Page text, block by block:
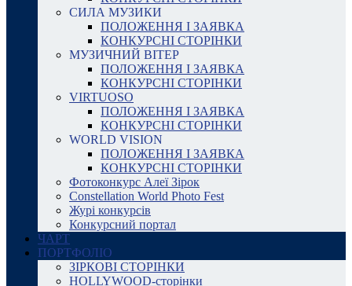
СИЛА МУЗИКИ
ПОЛОЖЕННЯ І ЗАЯВКА
КОНКУРСНІ СТОРІНКИ
МУЗИЧНИЙ ВІТЕР
ПОЛОЖЕННЯ І ЗАЯВКА
КОНКУРСНІ СТОРІНКИ
VIRTUOSO
ПОЛОЖЕННЯ І ЗАЯВКА
КОНКУРСНІ СТОРІНКИ
WORLD VISION
ПОЛОЖЕННЯ І ЗАЯВКА
КОНКУРСНІ СТОРІНКИ
Фотоконкурс Алеї Зірок
Constellation World Photo Fest
Журі конкурсів
Конкурсний портал
ЧАРТ
ПОРТФОЛІО
ЗІРКОВІ СТОРІНКИ
HOLLYWOOD-сторінки